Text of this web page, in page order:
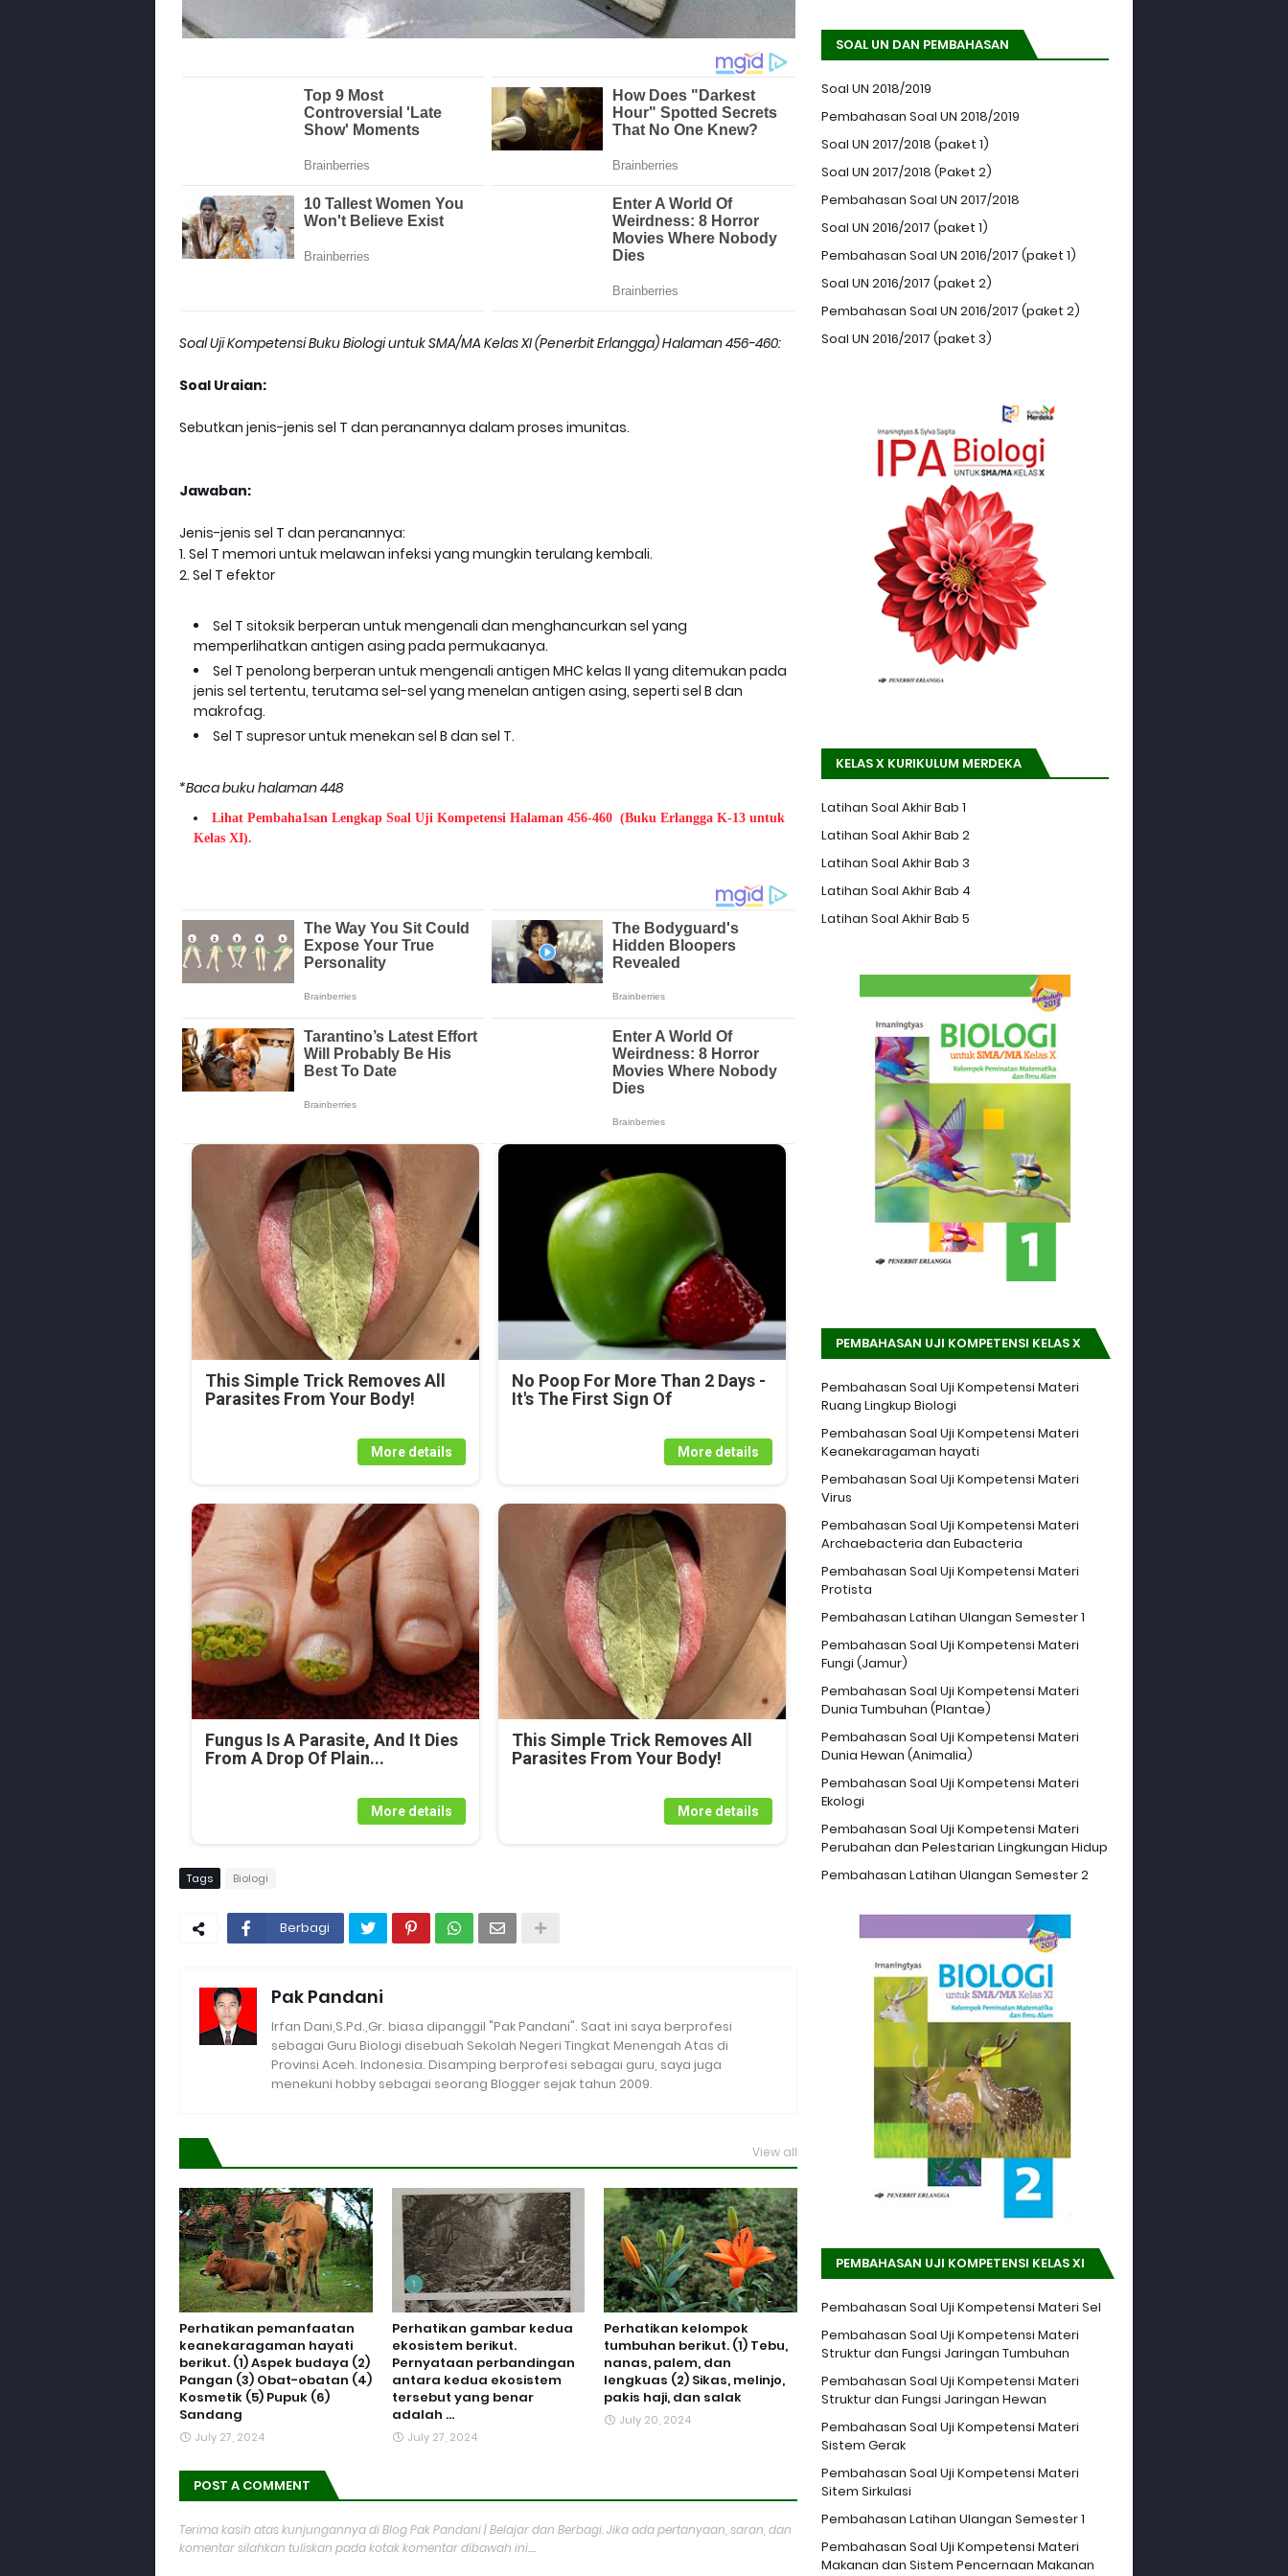
Soal Uji Kompetensi Buku Biologi untuk SMA/MA Kelas XI (Penerbit Erlangga) Halaman 456-460:
Soal Uraian:
Sebutkan jenis-jenis sel T dan peranannya dalam proses imunitas.
Jawaban:
Jenis-jenis sel T dan peranannya:
1. Sel T memori untuk melawan infeksi yang mungkin terulang kembali.
2. Sel T efektor
Sel T sitoksik berperan untuk mengenali dan menghancurkan sel yang
memperlihatkan antigen asing pada permukaanya.
Sel T penolong berperan untuk mengenali antigen MHC kelas II yang ditemukan pada
jenis sel tertentu, terutama sel-sel yang menelan antigen asing, seperti sel B dan
makrofag.
Sel T supresor untuk menekan sel B dan sel T.
*Baca buku halaman 448
Lihat Pembaha1san Lengkap Soal Uji Kompetensi Halaman 456-460 (Buku Erlangga K-13 untuk
Kelas XI).
This Simple Trick Removes All
Parasites From Your Body!
More details
No Poop For More Than 2 Days -
It's The First Sign Of
More details
Fungus Is A Parasite, And It Dies
From A Drop Of Plain...
More details
This Simple Trick Removes All
Parasites From Your Body!
More details
Tags Biologi
Berbagi
Pak Pandani
Irfan Dani,S.Pd.,Gr. biasa dipanggil "Pak Pandani". Saat ini saya berprofesi
sebagai Guru Biologi disebuah Sekolah Negeri Tingkat Menengah Atas di
Provinsi Aceh. Indonesia. Disamping berprofesi sebagai guru, saya juga
menekuni hobby sebagai seorang Blogger sejak tahun 2009.
View all
Perhatikan pemanfaatan
keanekaragaman hayati
berikut. (1) Aspek budaya (2)
Pangan (3) Obat-obatan (4)
Kosmetik (5) Pupuk (6)
Sandang
July 27, 2024
Perhatikan gambar kedua
ekosistem berikut.
Pernyataan perbandingan
antara kedua ekosistem
tersebut yang benar
adalah ...
July 27, 2024
Perhatikan kelompok
tumbuhan berikut. (1) Tebu,
nanas, palem, dan
lengkuas (2) Sikas, melinjo,
pakis haji, dan salak
July 20, 2024
POST A COMMENT
Terima kasih atas kunjungannya di Blog Pak Pandani | Belajar dan Berbagi. Jika ada pertanyaan, saran, dan
komentar silahkan tuliskan pada kotak komentar dibawah ini....
SOAL UN DAN PEMBAHASAN
Soal UN 2018/2019
Pembahasan Soal UN 2018/2019
Soal UN 2017/2018 (paket 1)
Soal UN 2017/2018 (Paket 2)
Pembahasan Soal UN 2017/2018
Soal UN 2016/2017 (paket 1)
Pembahasan Soal UN 2016/2017 (paket 1)
Soal UN 2016/2017 (paket 2)
Pembahasan Soal UN 2016/2017 (paket 2)
Soal UN 2016/2017 (paket 3)
KELAS X KURIKULUM MERDEKA
Latihan Soal Akhir Bab 1
Latihan Soal Akhir Bab 2
Latihan Soal Akhir Bab 3
Latihan Soal Akhir Bab 4
Latihan Soal Akhir Bab 5
PEMBAHASAN UJI KOMPETENSI KELAS X
Pembahasan Soal Uji Kompetensi Materi
Ruang Lingkup Biologi
Pembahasan Soal Uji Kompetensi Materi
Keanekaragaman hayati
Pembahasan Soal Uji Kompetensi Materi
Virus
Pembahasan Soal Uji Kompetensi Materi
Archaebacteria dan Eubacteria
Pembahasan Soal Uji Kompetensi Materi
Protista
Pembahasan Latihan Ulangan Semester 1
Pembahasan Soal Uji Kompetensi Materi
Fungi (Jamur)
Pembahasan Soal Uji Kompetensi Materi
Dunia Tumbuhan (Plantae)
Pembahasan Soal Uji Kompetensi Materi
Dunia Hewan (Animalia)
Pembahasan Soal Uji Kompetensi Materi
Ekologi
Pembahasan Soal Uji Kompetensi Materi
Perubahan dan Pelestarian Lingkungan Hidup
Pembahasan Latihan Ulangan Semester 2
PEMBAHASAN UJI KOMPETENSI KELAS XI
Pembahasan Soal Uji Kompetensi Materi Sel
Pembahasan Soal Uji Kompetensi Materi
Struktur dan Fungsi Jaringan Tumbuhan
Pembahasan Soal Uji Kompetensi Materi
Struktur dan Fungsi Jaringan Hewan
Pembahasan Soal Uji Kompetensi Materi
Sistem Gerak
Pembahasan Soal Uji Kompetensi Materi
Sitem Sirkulasi
Pembahasan Latihan Ulangan Semester 1
Pembahasan Soal Uji Kompetensi Materi
Makanan dan Sistem Pencernaan Makanan